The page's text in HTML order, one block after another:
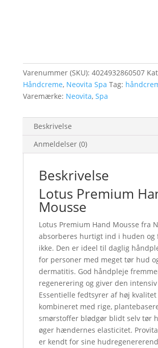
Varenummer (SKU): 4024932860507
Håndcreme, Neovita Spa Tag:
Varemærke: Neovita, Spa
Beskrivelse
Anmeldelser (0)
Beskrivelse
Lotus Premium
Mousse
Lotus Premium Hand Mousse fra
absorberes hurtigt ind i huden og
ikke. Den er ideel til daglig
for personer med meget tør hud
dermatitis. God håndpleje
regenerering og giver den
Essentielle fedtsyrer af høj kvalitet
kombineret med rige,
smørstoffer blødgør blidt selv tør
øger hændernes elasticitet.
er kendt for sine